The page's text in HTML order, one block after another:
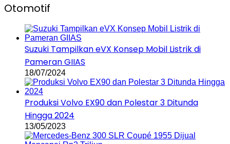
Otomotif
Suzuki Tampilkan eVX Konsep Mobil Listrik di
Pameran GIIAS
18/07/2024
Produksi Volvo EX90 dan Polestar 3 Ditunda
Hingga 2024
13/05/2023